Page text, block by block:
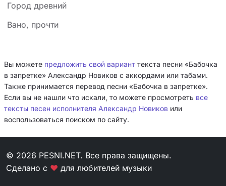
Город древний
Вано, прочти
Вы можете предложить свой вариант текста песни «Бабочка
в запретке» Александр Новиков с аккордами или табами.
Также принимается перевод песни «Бабочка в запретке».
Если вы не нашли что искали, то можете просмотреть все
тексты песен исполнителя Александр Новиков или
воспользоваться поиском по сайту.
© 2026 PESNI.NET. Все права защищены.
Сделано с ❤ для любителей музыки